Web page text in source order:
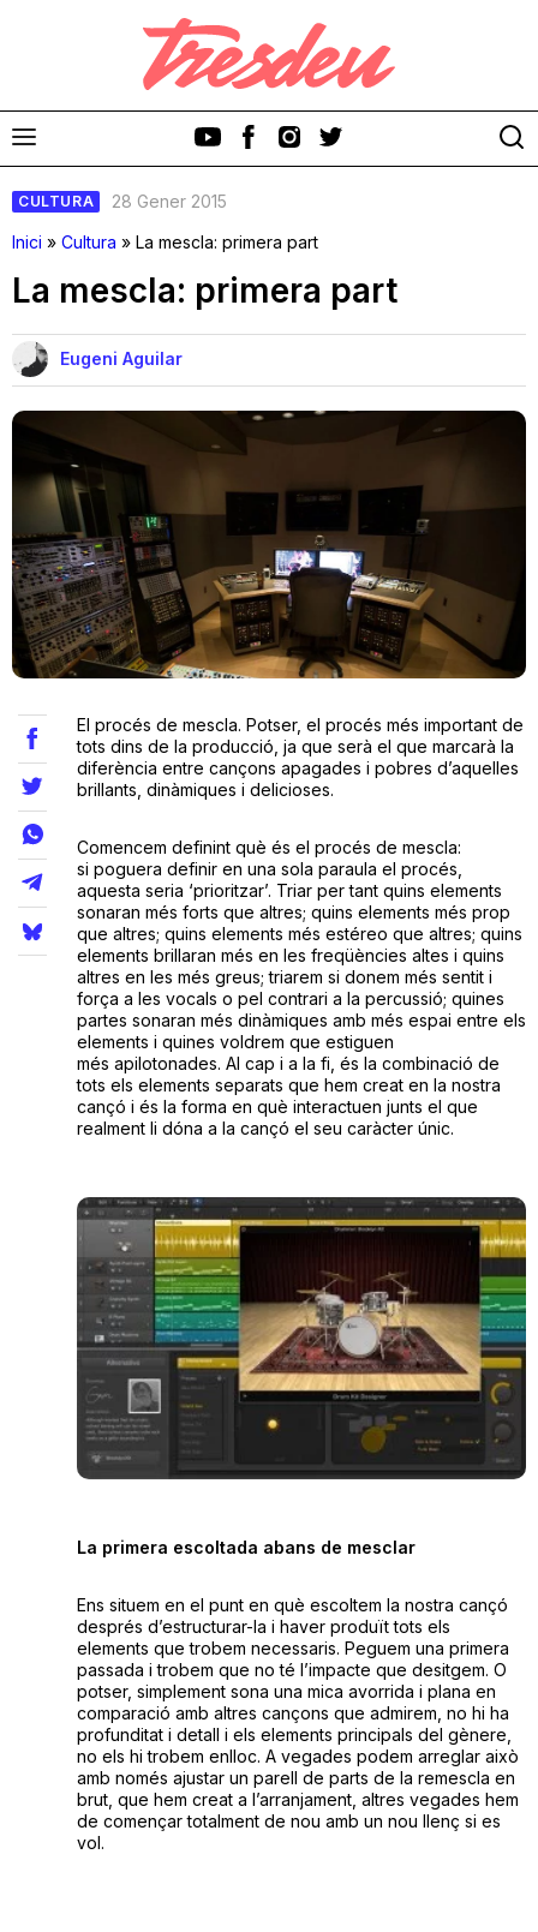
Discos
Videoclips
Cinema i Televisió
Festivals
Teatre
Internet
Opinió
Llibres
La Llista
Llocs
CULTURA
28 Gener 2015
Inici » Cultura » La mescla: primera part
La mescla: primera part
Eugeni Aguilar
El procés de mescla. Potser, el procés més important de
tots dins de la producció, ja que serà el que marcarà la
diferència entre cançons apagades i pobres d’aquelles
brillants, dinàmiques i delicioses.
Comencem definint què és el procés de mescla:
si poguera definir en una sola paraula el procés,
aquesta seria ‘prioritzar’. Triar per tant quins elements
sonaran més forts que altres; quins elements més prop
que altres; quins elements més estéreo que altres; quins
elements brillaran més en les freqüències altes i quins
altres en les més greus; triarem si donem més sentit i
força a les vocals o pel contrari a la percussió; quines
partes sonaran més dinàmiques amb més espai entre els
elements i quines voldrem que estiguen
més apilotonades. Al cap i a la fi, és la combinació de
tots els elements separats que hem creat en la nostra
cançó i és la forma en què interactuen junts el que
realment li dóna a la cançó el seu caràcter únic.
La primera escoltada abans de mesclar
Ens situem en el punt en què escoltem la nostra cançó
després d’estructurar-la i haver produït tots els
elements que trobem necessaris. Peguem una primera
passada i trobem que no té l’impacte que desitgem. O
potser, simplement sona una mica avorrida i plana en
comparació amb altres cançons que admirem, no hi ha
profunditat i detall i els elements principals del gènere,
no els hi trobem enlloc. A vegades podem arreglar això
amb només ajustar un parell de parts de la remescla en
brut, que hem creat a l’arranjament, altres vegades hem
de començar totalment de nou amb un nou llenç si es
vol.